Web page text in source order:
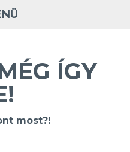
ÍGY
most?!